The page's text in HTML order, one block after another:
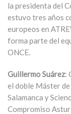
la presidenta del
estuvo tres años
europeos en
forma parte del
ONCE.
Guillermo Suárez:
el doble Máster de
Salamanca y
Compromiso